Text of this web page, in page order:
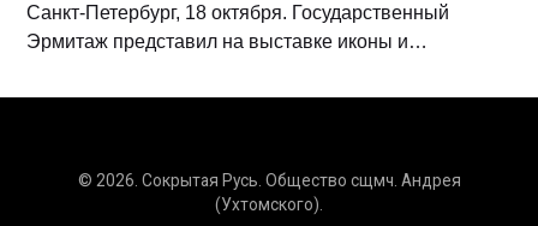
Санкт-Петербург, 18 октября. Государственный
Эрмитаж представил на выставке иконы и…
© 2026. Сокрытая Русь. Общество сщмч. Андрея
(Ухтомского).